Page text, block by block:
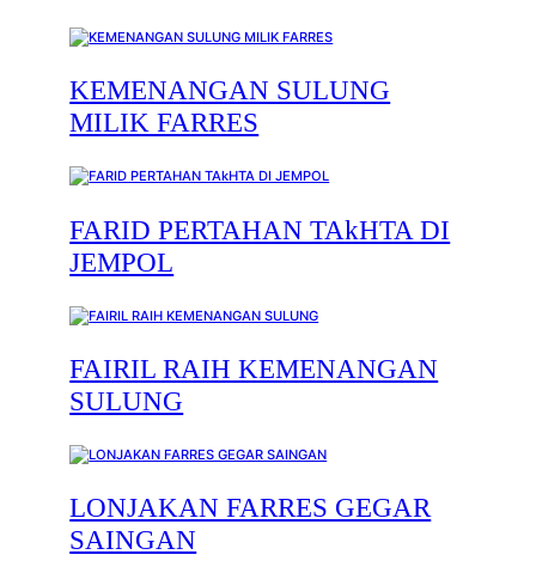
KEMENANGAN SULUNG
MILIK FARRES
FARID PERTAHAN TAkHTA DI
JEMPOL
FAIRIL RAIH KEMENANGAN
SULUNG
LONJAKAN FARRES GEGAR
SAINGAN